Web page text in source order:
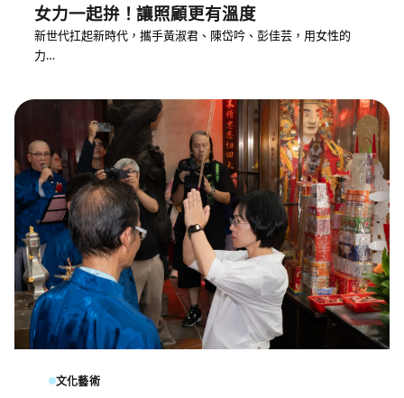
女力一起拚！讓照顧更有溫度
新世代扛起新時代，攜手黃淑君、陳岱吟、彭佳芸，用女性的
力…
文化藝術